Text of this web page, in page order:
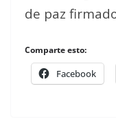
de paz
Comparte esto:
Facebook